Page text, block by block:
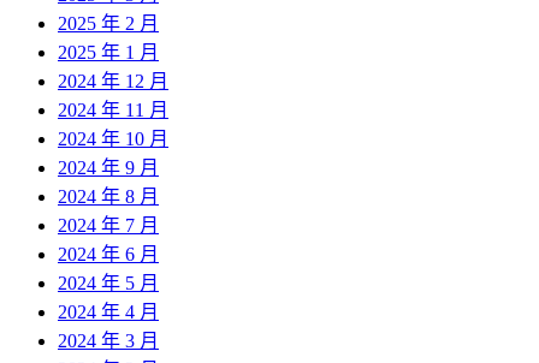
2025 年 2 月
2025 年 1 月
2024 年 12 月
2024 年 11 月
2024 年 10 月
2024 年 9 月
2024 年 8 月
2024 年 7 月
2024 年 6 月
2024 年 5 月
2024 年 4 月
2024 年 3 月